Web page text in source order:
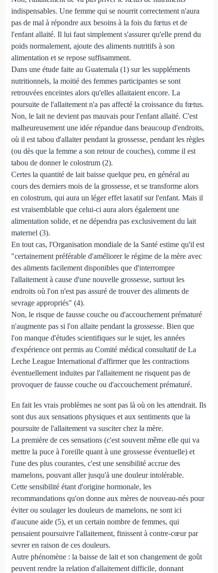
indispensables. Une femme qui se nourrit correctement n'aura
pas de mal à répondre aux besoins à la fois du fœtus et de
l'enfant allaité. Il lui faut simplement s'assurer qu'elle prend du
poids normalement, ajoute des aliments nutritifs à son
alimentation et se repose suffisamment.
Dans une étude faite au Guatemala (1) sur les suppléments
nutritionnels, la moitié des femmes participantes se sont
retrouvées enceintes alors qu'elles allaitaient encore. La
poursuite de l'allaitement n'a pas affecté la croissance du fœtus.
Non, le lait ne devient pas mauvais pour l'enfant allaité. C'est
malheureusement une idée répandue dans beaucoup d'endroits,
où il est tabou d'allaiter pendant la grossesse, pendant les règles
(ou dès que la femme a son retour de couches), comme il est
tabou de donner le colostrum (2).
Certes la quantité de lait baisse quelque peu, en général au
cours des derniers mois de la grossesse, et se transforme alors
en colostrum, qui aura un léger effet laxatif sur l'enfant. Mais il
est vraisemblable que celui-ci aura alors également une
alimentation solide, et ne dépendra pas exclusivement du lait
maternel (3).
En tout cas, l'Organisation mondiale de la Santé estime qu'il est
"certainement préférable d'améliorer le régime de la mère avec
des aliments facilement disponibles que d'interrompre
l'allaitement à cause d'une nouvelle grossesse, surtout les
endroits où l'on n'est pas assuré de trouver des aliments de
sevrage appropriés" (4).
Non, le risque de fausse couche ou d'accouchement prématuré
n'augmente pas si l'on allaite pendant la grossesse. Bien que
l'on manque d'études scientifiques sur le sujet, les années
d'expérience ont permis au Comité médical consultatif de La
Leche League International d'affirmer que les contractions
éventuellement induites par l'allaitement ne risquent pas de
provoquer de fausse couche ou d'accouchement prématuré.
En fait les vrais problèmes ne sont pas là où on les attendrait. Ils
sont dus aux sensations physiques et aux sentiments que la
poursuite de l'allaitement va susciter chez la mère.
La première de ces sensations (c'est souvent même elle qui va
mettre la puce à l'oreille quant à une grossesse éventuelle) et
l'une des plus courantes, c'est une sensibilité accrue des
mamelons, pouvant aller jusqu'à une douleur intolérable.
Cette sensibilité étant d'origine hormonale, les
recommandations qu'on donne aux mères de nouveau-nés pour
éviter ou soulager les douleurs de mamelons, ne sont ici
d'aucune aide (5), et un certain nombre de femmes, qui
pensaient poursuivre l'allaitement, finissent à contre-cœur par
sevrer en raison de ces douleurs.
Autre phénomène : la baisse de lait et son changement de goût
peuvent rendre la relation d'allaitement difficile, donnant